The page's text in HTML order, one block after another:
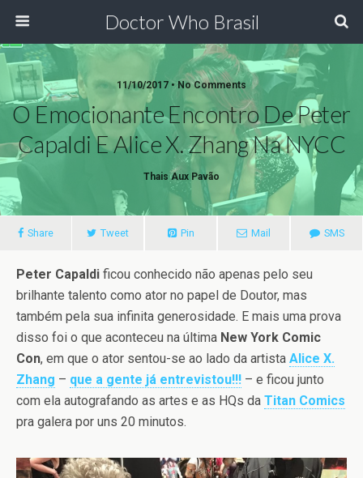
Doctor Who Brasil
11/10/2017 • No Comments
O Emocionante Encontro De Peter
Capaldi E Alice X. Zhang Na NYCC
Thais Aux Pavão
Share Tweet Pin Mail SMS
Peter Capaldi ficou conhecido não apenas pelo seu
brilhante talento como ator no papel de Doutor, mas
também pela sua infinita generosidade. E mais uma prova
disso foi o que aconteceu na última New York Comic
Con, em que o ator sentou-se ao lado da artista Alice X.
Zhang – que a gente já entrevistou!!! – e ficou junto
com ela autografando as artes e as HQs da Titan Comics
pra galera por uns 20 minutos.